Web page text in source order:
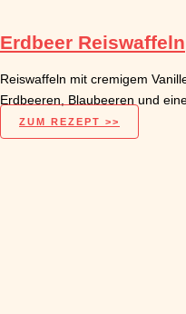
Erdbeer Reiswaffeln
Reiswaffeln mit cremigem
Erdbeeren, Blaubeeren und
ZUM REZEPT >>